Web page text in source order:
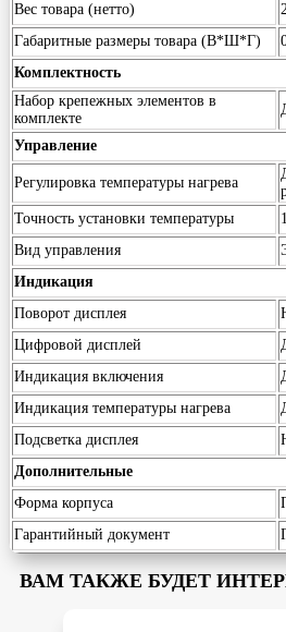
Вес товара (нетто)
Габаритные размеры товара (В*Ш*Г)
Комплектность
Набор крепежных элементов в
комплекте
Управление
Регулировка температуры нагрева
Точность установки температуры
Вид управления
Индикация
Поворот дисплея
Цифровой дисплей
Индикация включения
Индикация температуры нагрева
Подсветка дисплея
Дополнительные
Форма корпуса
Гарантийный документ
ВАМ ТАКЖЕ БУДЕТ